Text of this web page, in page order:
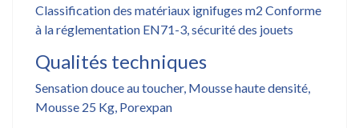
Classification des matériaux ignifuges m2 Conforme
à la réglementation EN71-3, sécurité des jouets
Qualités techniques
Sensation douce au toucher, Mousse haute densité,
Mousse 25 Kg, Porexpan